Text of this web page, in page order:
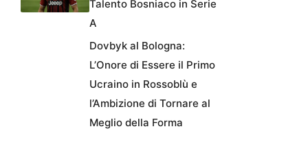
Talento Bosniaco in Serie
A
Dovbyk al Bologna:
L’Onore di Essere il Primo
Ucraino in Rossoblù e
l’Ambizione di Tornare al
Meglio della Forma